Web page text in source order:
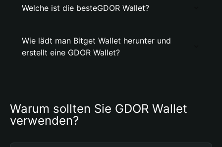
Welche ist die besteGDOR Wallet?
Wie lädt man Bitget Wallet herunter und
erstellt eine GDOR Wallet?
Warum sollten Sie GDOR Wallet
verwenden?